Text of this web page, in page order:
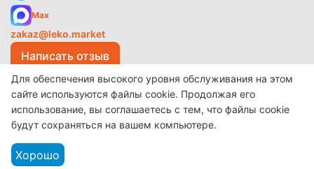
Max
zakaz@leko.market
Написать отзыв
© 2017-2026 ООО «Леко»
Каталог
Для обеспечения высокого уровня обслуживания на этом
сайте используются файлы cookie. Продолжая его
использование, вы соглашаетесь с тем, что файлы cookie
будут сохраняться на вашем компьютере.
Хорошо